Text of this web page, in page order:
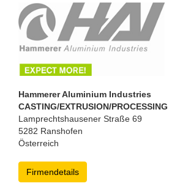
Hammerer Aluminium Industries
CASTING/EXTRUSION/PROCESSING
Lamprechtshausener Straße 69
5282 Ranshofen
Österreich
Firmendetails